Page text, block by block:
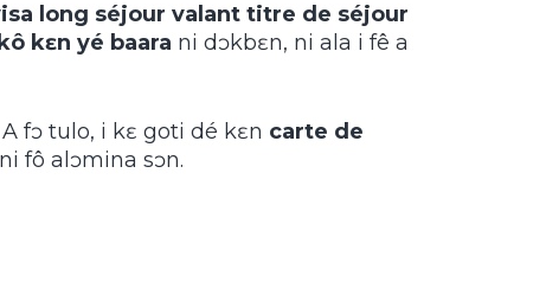
long séjour valant titre de séjour
kɛn yé baara ni dɔkbɛn, ni ala i fê a
fɔ tulo, i kɛ goti dé kɛn carte de
fô alɔmina sɔn.